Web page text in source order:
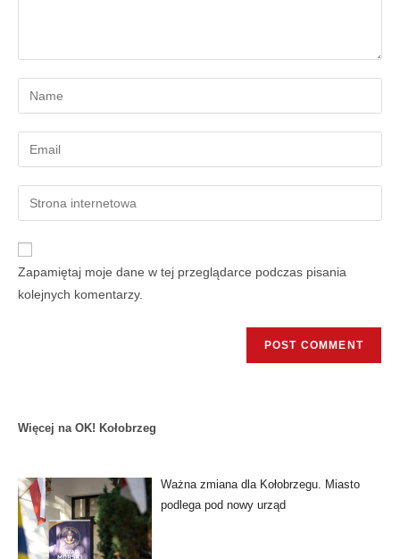
Zapamiętaj moje dane w tej przeglądarce podczas pisania
kolejnych komentarzy.
Więcej na OK! Kołobrzeg
Ważna zmiana dla Kołobrzegu. Miasto
podlega pod nowy urząd